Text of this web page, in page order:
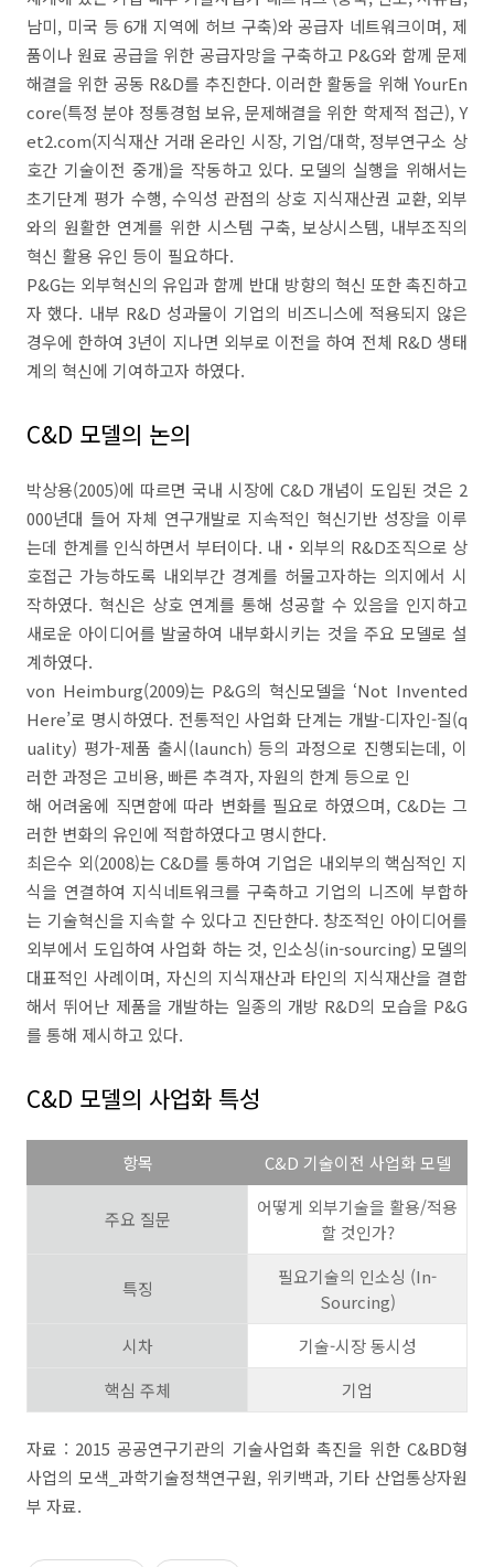
남미, 미국 등 6개 지역에 허브 구축)와 공급자 네트워크이며, 제
품이나 원료 공급을 위한 공급자망을 구축하고 P&G와 함께 문제
해결을 위한 공동 R&D를 추진한다. 이러한 활동을 위해 YourEn
core(특정 분야 정통경험 보유, 문제해결을 위한 학제적 접근), Y
et2.com(지식재산 거래 온라인 시장, 기업/대학, 정부연구소 상
호간 기술이전 중개)을 작동하고 있다. 모델의 실행을 위해서는
초기단계 평가 수행, 수익성 관점의 상호 지식재산권 교환, 외부
와의 원활한 연계를 위한 시스템 구축, 보상시스템, 내부조직의
혁신 활용 유인 등이 필요하다.
P&G는 외부혁신의 유입과 함께 반대 방향의 혁신 또한 촉진하고
자 했다. 내부 R&D 성과물이 기업의 비즈니스에 적용되지 않은
경우에 한하여 3년이 지나면 외부로 이전을 하여 전체 R&D 생태
계의 혁신에 기여하고자 하였다.
C&D 모델의 논의
박상용(2005)에 따르면 국내 시장에 C&D 개념이 도입된 것은 2
000년대 들어 자체 연구개발로 지속적인 혁신기반 성장을 이루
는데 한계를 인식하면서 부터이다. 내‧외부의 R&D조직으로 상
호접근 가능하도록 내외부간 경계를 허물고자하는 의지에서 시
작하였다. 혁신은 상호 연계를 통해 성공할 수 있음을 인지하고
새로운 아이디어를 발굴하여 내부화시키는 것을 주요 모델로 설
계하였다.
von Heimburg(2009)는 P&G의 혁신모델을 ‘Not Invented
Here’로 명시하였다. 전통적인 사업화 단계는 개발-디자인-질(q
uality) 평가-제품 출시(launch) 등의 과정으로 진행되는데, 이
러한 과정은 고비용, 빠른 추격자, 자원의 한계 등으로 인
해 어려움에 직면함에 따라 변화를 필요로 하였으며, C&D는 그
러한 변화의 유인에 적합하였다고 명시한다.
최은수 외(2008)는 C&D를 통하여 기업은 내외부의 핵심적인 지
식을 연결하여 지식네트워크를 구축하고 기업의 니즈에 부합하
는 기술혁신을 지속할 수 있다고 진단한다. 창조적인 아이디어를
외부에서 도입하여 사업화 하는 것, 인소싱(in-sourcing) 모델의
대표적인 사례이며, 자신의 지식재산과 타인의 지식재산을 결합
해서 뛰어난 제품을 개발하는 일종의 개방 R&D의 모습을 P&G
를 통해 제시하고 있다.
C&D 모델의 사업화 특성
항목 C&D 기술이전 사업화 모델
주요 질문
어떻게 외부기술을 활용/적용
할 것인가?
특징
필요기술의 인소싱 (In-
Sourcing)
시차
기술-시장 동시성
핵심 주체
기업
자료 : 2015 공공연구기관의 기술사업화 촉진을 위한 C&BD형
사업의 모색_과학기술정책연구원, 위키백과, 기타 산업통상자원
부 자료.